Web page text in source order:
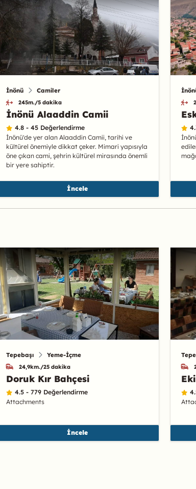
İnönü Camiler
245m./5 dakika
İnönü Alaaddin Camii
4.8 - 45 Değerlendirme
İnönü'de yer alan Alaaddin Camii, tarihi ve
kültürel önemiyle dikkat çeker. Mimari yapısıyla
öne çıkan cami, şehrin kültürel mirasında önemli
bir yere sahiptir.
İncele
Tepebaşı Yeme-İçme
24,9km./25 dakika
Doruk Kır Bahçesi
4.5 - 779 Değerlendirme
Attachments
İncele